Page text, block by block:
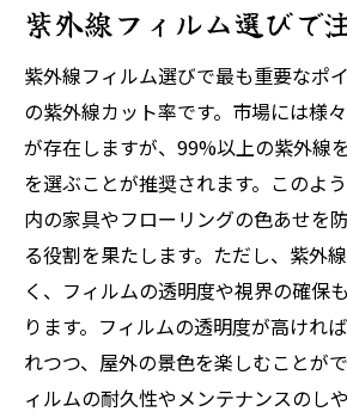
紫外線フィルム選びで
紫外線フィルム選びで最も重要なポ
の紫外線カット率です。市場には様
が存在しますが、99%以上の紫外線
を選ぶことが推奨されます。このよ
内の家具やフローリングの色あせを
る役割を果たします。ただし、紫外
く、フィルムの透明度や視界の確保
ります。フィルムの透明度が高けれ
れつつ、屋外の景色を楽しむことが
ィルムの耐久性やメンテナンスのし